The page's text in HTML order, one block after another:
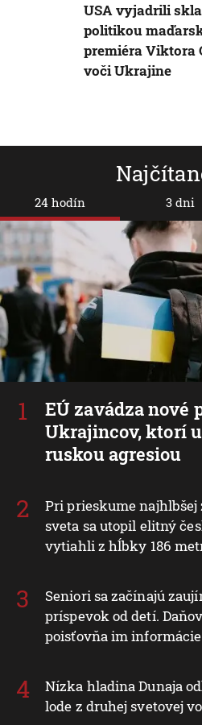
24 hodín
EÚ zavádza nové
Ukrajincov, ktorí
ruskou agresiou
Pri prieskume najhlbšej
sveta sa utopil elitný
vytiahli z hĺbky 186
Seniori sa začínajú
príspevok od detí.
poisťovňa im
Nízka hladina Dunaja
lode z druhej svetovej
3 dni
USA vyjadrili
politikou
premiéra Viktora
voči Ukrajine